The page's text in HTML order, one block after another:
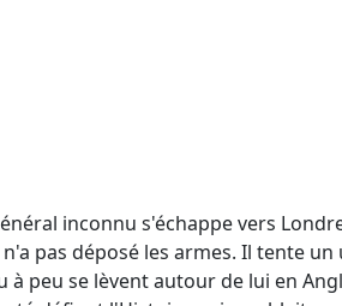
inconnu s'échappe vers
pas déposé les armes. Il tente
peu se lèvent autour de lui en